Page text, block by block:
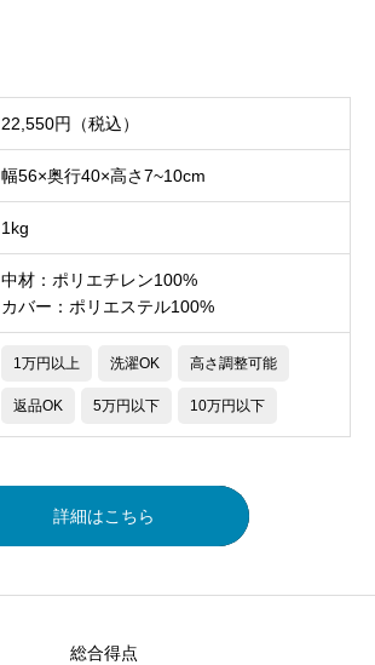
22,550円（税込）
幅56×奥行40×高さ7~10cm
1kg
中材：ポリエチレン100%
カバー：ポリエステル100%
1万円以上 洗濯OK 高さ調整可能
返品OK 5万円以下 10万円以下
詳細はこちら
総合得点